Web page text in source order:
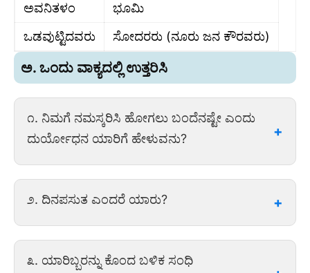
ಅವನಿತಳಂ
ಭೂಮಿ
ಒಡವುಟ್ಟಿದವರು
ಸೋದರರು (ನೂರು ಜನ ಕೌರವರು)
ಅ. ಒಂದು ವಾಕ್ಯದಲ್ಲಿ ಉತ್ತರಿಸಿ
೧. ನಿಮಗೆ ನಮಸ್ಕರಿಸಿ ಹೋಗಲು ಬಂದೆನಷ್ಟೇ ಎಂದು
ದುರ್ಯೋಧನ ಯಾರಿಗೆ ಹೇಳುವನು?
ದುರ್ಯೋಧನನು ತನ್ನ ಅಜ್ಜ ಭೀಷ್ಮಾಚಾರ್ಯರಿಗೆ
ಹೇಳುವನು.
೨. ದಿನಪಸುತ ಎಂದರೆ ಯಾರು?
೩. ಯಾರಿಬ್ಬರನ್ನು ಕೊಂದ ಬಳಿಕ ಸಂಧಿ